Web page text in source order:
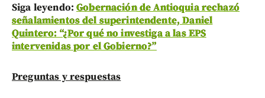
Siga leyendo:Gobernación de Antioquia rechazó
señalamientos del superintendente, Daniel
Quintero: “¿Por qué no investiga a las EPS
intervenidas por el Gobierno?”
Preguntas y respuestas